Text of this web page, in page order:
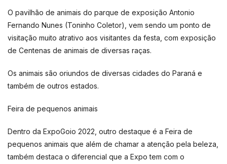
O pavilhão de animais do parque de exposição Antonio
Fernando Nunes (Toninho Coletor), vem sendo um ponto de
visitação muito atrativo aos visitantes da festa, com exposição
de Centenas de animais de diversas raças.
Os animais são oriundos de diversas cidades do Paraná e
também de outros estados.
Feira de pequenos animais
Dentro da ExpoGoio 2022, outro destaque é a Feira de
pequenos animais que além de chamar a atenção pela beleza,
também destaca o diferencial que a Expo tem com o